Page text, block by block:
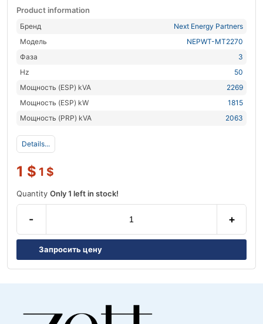
Product information
Бренд
Next Energy Partners
Модель
NEPWT-MT2270
Фаза
3
Hz
50
Мощность (ESP) kVA
2269
Мощность (ESP) kW
1815
Мощность (PRP) kVA
2063
Details...
1 $ 1 $
Quantity Only 1 left in stock!
- +
Запросить цену